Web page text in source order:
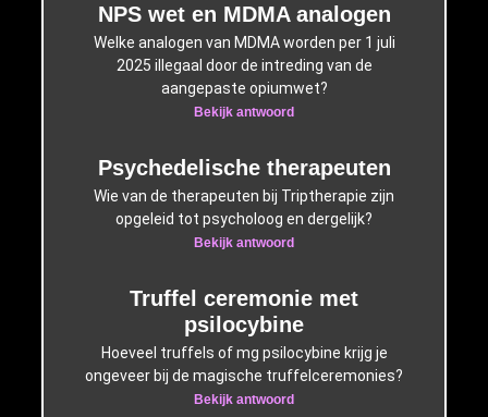
NPS wet en MDMA analogen
Welke analogen van MDMA worden per 1 juli
2025 illegaal door de intreding van de
aangepaste opiumwet?
Bekijk antwoord
Psychedelische therapeuten
Wie van de therapeuten bij Triptherapie zijn
opgeleid tot psycholoog en dergelijk?
Bekijk antwoord
Truffel ceremonie met
psilocybine
Hoeveel truffels of mg psilocybine krijg je
ongeveer bij de magische truffelceremonies?
Bekijk antwoord